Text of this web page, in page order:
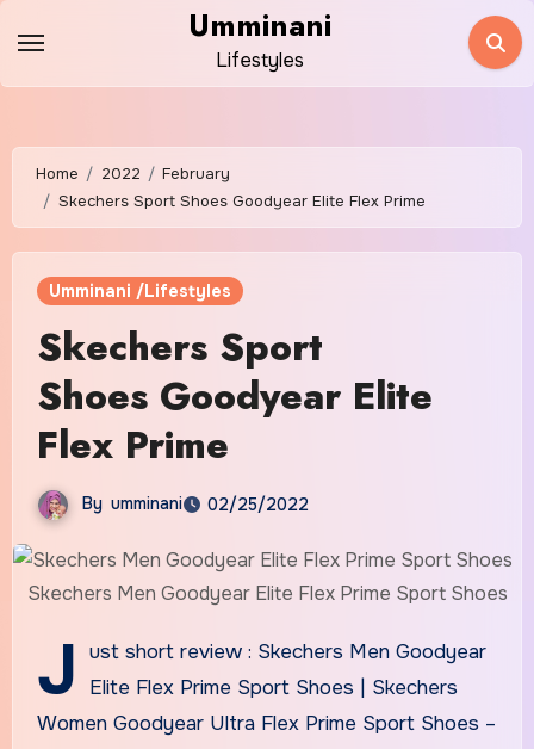
content
Umminani
Lifestyles
Home 2022
February
Skechers Sport Shoes Goodyear Elite Flex Prime
Umminani /Lifestyles
Skechers Sport
Shoes Goodyear Elite
Flex Prime
By umminani 02/25/2022
Skechers Men Goodyear Elite Flex Prime Sport Shoes
J
ust short review : Skechers Men Goodyear
Elite Flex Prime Sport Shoes | Skechers
Women Goodyear Ultra Flex Prime Sport Shoes –